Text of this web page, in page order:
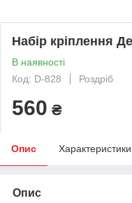
Набір кріплення
В наявності
Код: D-828
Роздріб
560 ₴
Опис Характеристики
Опис